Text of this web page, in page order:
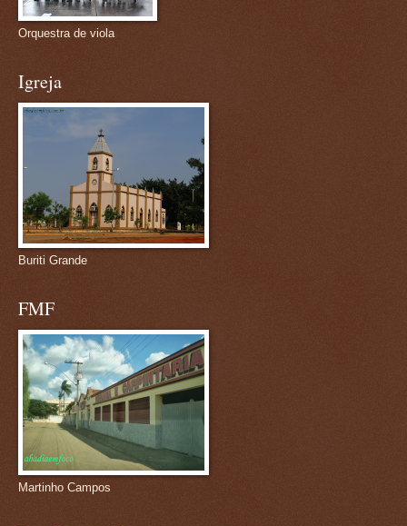
Orquestra de viola
Igreja
Buriti Grande
FMF
Martinho Campos